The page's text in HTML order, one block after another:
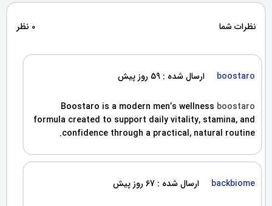
نظرات شما 0 نظر
boostaro ارسال شده : 59 روز پیش
Boostaro is a modern men’s wellness boostaro
formula created to support daily vitality, stamina, and
confidence through a practical, natural routine.
backbiome ارسال شده : 67 روز پیش